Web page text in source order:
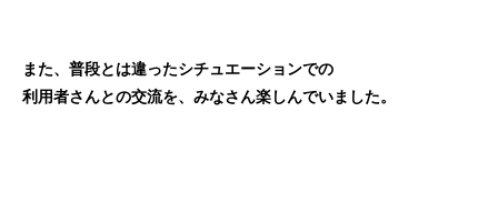
また、普段とは違ったシチュエーションでの
利用者さんとの交流を、みなさん楽しんでいました。